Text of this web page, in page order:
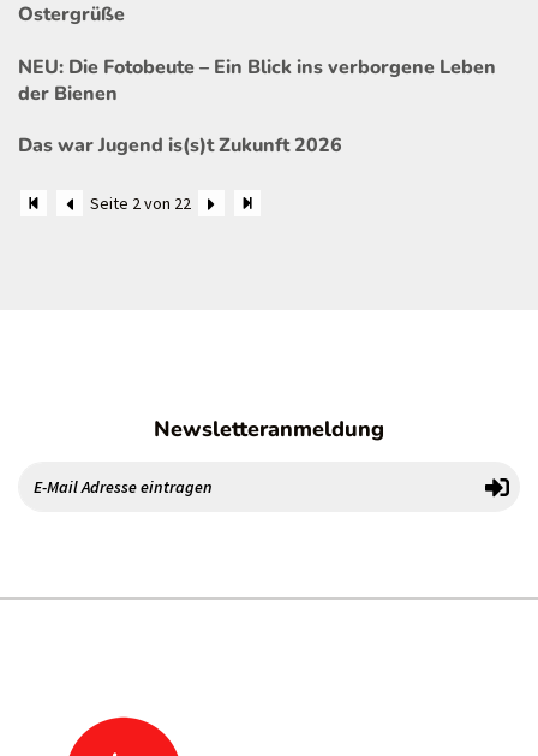
Ostergrüße
NEU: Die Fotobeute – Ein Blick ins verborgene Leben
der Bienen
Das war Jugend is(s)t Zukunft 2026
Seite 2 von 22
Newsletteranmeldung